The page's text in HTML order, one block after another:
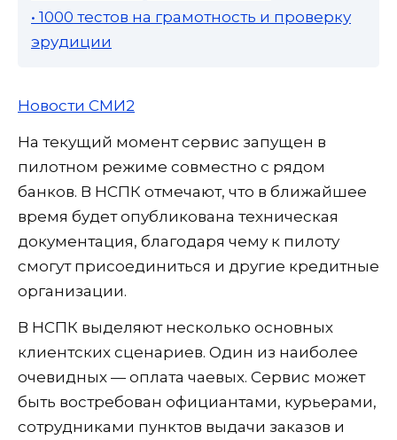
• 1000 тестов на грамотность и проверку
эрудиции
Новости СМИ2
На текущий момент сервис запущен в
пилотном режиме совместно с рядом
банков. В НСПК отмечают, что в ближайшее
время будет опубликована техническая
документация, благодаря чему к пилоту
смогут присоединиться и другие кредитные
организации.
В НСПК выделяют несколько основных
клиентских сценариев. Один из наиболее
очевидных — оплата чаевых. Сервис может
быть востребован официантами, курьерами,
сотрудниками пунктов выдачи заказов и